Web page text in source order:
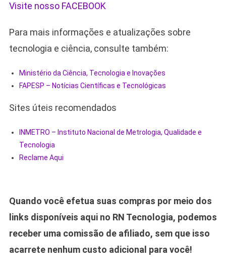
Visite nosso FACEBOOK
Para mais informações e atualizações sobre
tecnologia e ciência, consulte também:
Ministério da Ciência, Tecnologia e Inovações
FAPESP – Notícias Científicas e Tecnológicas
Sites úteis recomendados
INMETRO – Instituto Nacional de Metrologia, Qualidade e
Tecnologia
Reclame Aqui
Quando você efetua suas compras por meio dos
links disponíveis aqui no RN Tecnologia, podemos
receber uma comissão de afiliado, sem que isso
acarrete nenhum custo adicional para você!